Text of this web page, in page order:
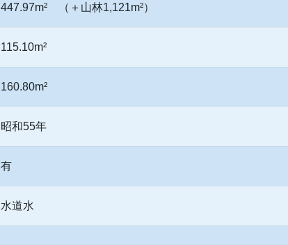
447.97m² （＋山林1,121m²）
115.10m²
160.80m²
昭和55年
有
水道水